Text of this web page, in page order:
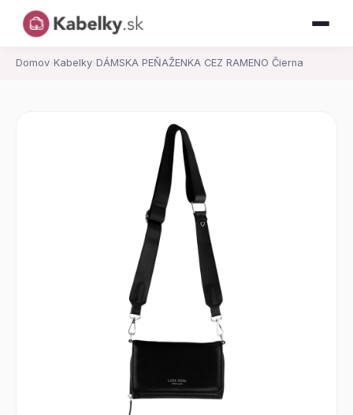
Domov› Kabelky› DÁMSKA PEŇAŽENKA CEZ RAMENO Čierna